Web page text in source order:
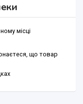
місці
що товар